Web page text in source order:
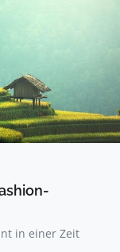
in einer Zeit